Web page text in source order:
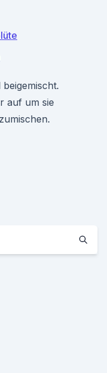
auf um sie